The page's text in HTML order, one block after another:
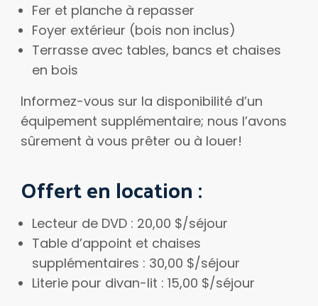
Fer et planche à repasser
Foyer extérieur (bois non inclus)
Terrasse avec tables, bancs et chaises
en bois
Informez-vous sur la disponibilité d’un
équipement supplémentaire; nous l’avons
sûrement à vous prêter ou à louer!
Offert en location :
Lecteur de DVD : 20,00 $/séjour
Table d’appoint et chaises
supplémentaires : 30,00 $/séjour
Literie pour divan-lit : 15,00 $/séjour